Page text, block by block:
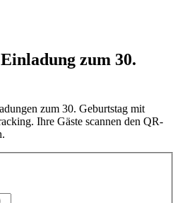
zum 30.
zum 30. Geburtstag mit
Ihre Gäste scannen den QR-